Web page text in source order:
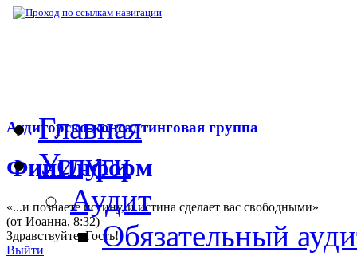
Аудиторско-консалтинговая группа
ФинИнформ
«...и познаете истину, и истина сделает вас свободными»
(от Иоанна, 8:32)
Здравствуйте,Гость!
Выйти
Главная
Услуги
Аудит
Обязательный